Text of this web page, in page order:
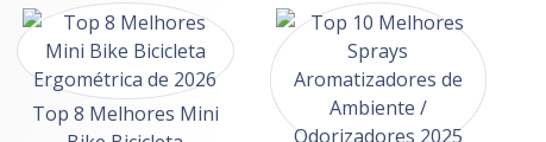
Top 8 Melhores Mini